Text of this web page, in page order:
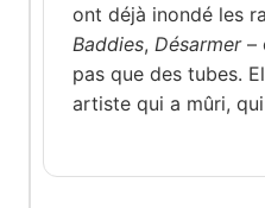
ont déjà inondé les
Baddies, Désarmer–
pas que des tubes.
artiste qui a mûri,